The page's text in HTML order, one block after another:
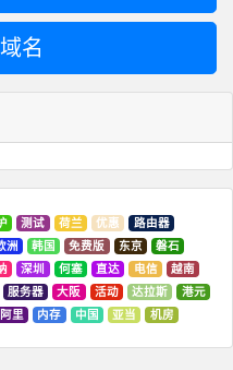
名
测试 荷兰 优惠
路由器
洲 韩国 免费版 东京
磐石
深圳 何塞 直达 电信
越南
服务器 大阪 活动 达拉斯
港元
阿里 内存 中国 亚当 机房